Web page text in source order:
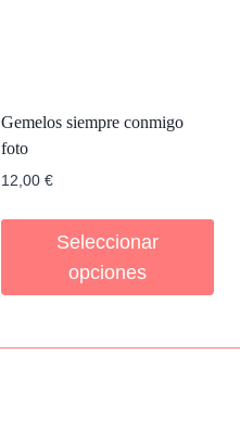
Gemelos siempre conmigo
foto
12,00 €
Seleccionar
opciones